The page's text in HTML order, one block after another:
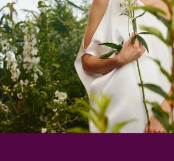
в избранное 8434просмотра
Автор записи:
Marimo
Марина Мордвинова
1 июня 2017, 21:08
Сказать спасибо! 17970